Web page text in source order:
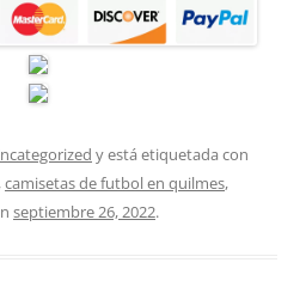
y está etiquetada con
,camisetas de futbol en quilmes,
septiembre 26, 2022.